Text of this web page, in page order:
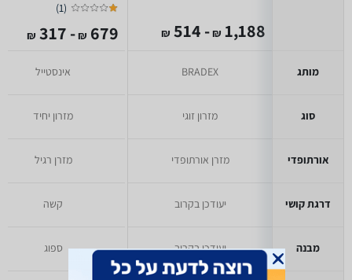
מותג
סוג
אורתופדי
דרגת קושי
מבנה
1,188
₪
- 514
₪
BRADEX
מזרון זוגי
מזרן אורתופדי
יעודכן בקרוב
יעודכן בקרוב
(
1
)
679
₪
- 317
₪
אינסטייל
מזרון יחיד
מזרן רגיל
קשה
ספוג